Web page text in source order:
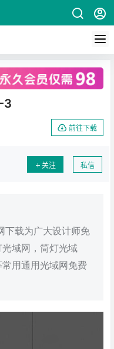
3
前往下载
关注 私信
下载为广大设计师免
域网，筒灯光域
用通用光域网免费